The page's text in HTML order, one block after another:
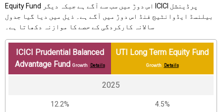
Equity Fund اس دوڑ میں سب سے آگے ہے جبکہ دیگر ICICI پرڈینشل
بیلنسڈ ایڈوانٹیج فنڈ اس دوڑ میں آگے ہے۔ ذیل میں دیا گیا جدول
سالانہ کارکردگی کے حصے کا موازنہ دکھاتا ہے۔
ICICI Prudential Balanced
Advantage Fund Growth Details
UTI Long Term Equity Fund
Growth Details
2025
12.2% 4.5%